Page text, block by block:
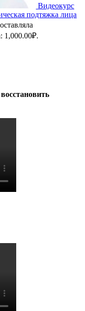
Видеокурс
подтяжка лица
1,000.00₽.